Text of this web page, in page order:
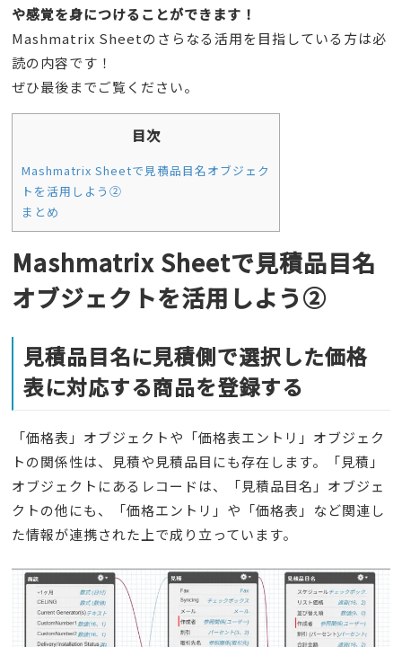
や感覚を身につけることができます！
Mashmatrix Sheetのさらなる活用を目指している方は必
読の内容です！
ぜひ最後までご覧ください。
目次
Mashmatrix Sheetで見積品目名オブジェク
トを活用しよう②
まとめ
Mashmatrix Sheetで見積品目名
オブジェクトを活用しよう②
見積品目名に見積側で選択した価格
表に対応する商品を登録する
「価格表」オブジェクトや「価格表エントリ」オブジェク
トの関係性は、見積や見積品目にも存在します。「見積」
オブジェクトにあるレコードは、「見積品目名」オブジェ
クトの他にも、「価格エントリ」や「価格表」など関連し
た情報が連携された上で成り立っています。